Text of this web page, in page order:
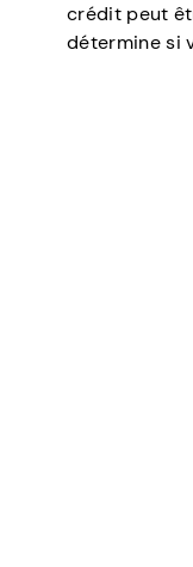
crédit peut
détermine si